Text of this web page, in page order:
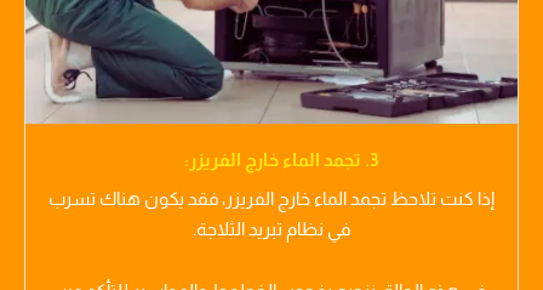
3. تجمد الماء خارج الفريزر:
إذا كنت تلاحظ تجمد الماء خارج الفريزر، فقد يكون هناك تسرب
في نظام تبريد الثلاجة.